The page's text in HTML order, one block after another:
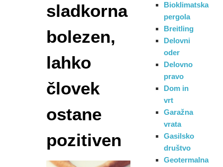
sladkorna
bolezen,
lahko
človek
ostane
pozitiven
Bioklimatska
pergola
Breitling
Delovni
oder
Delovno
pravo
Dom in
vrt
Garažna
vrata
Gasilsko
društvo
Geotermalna